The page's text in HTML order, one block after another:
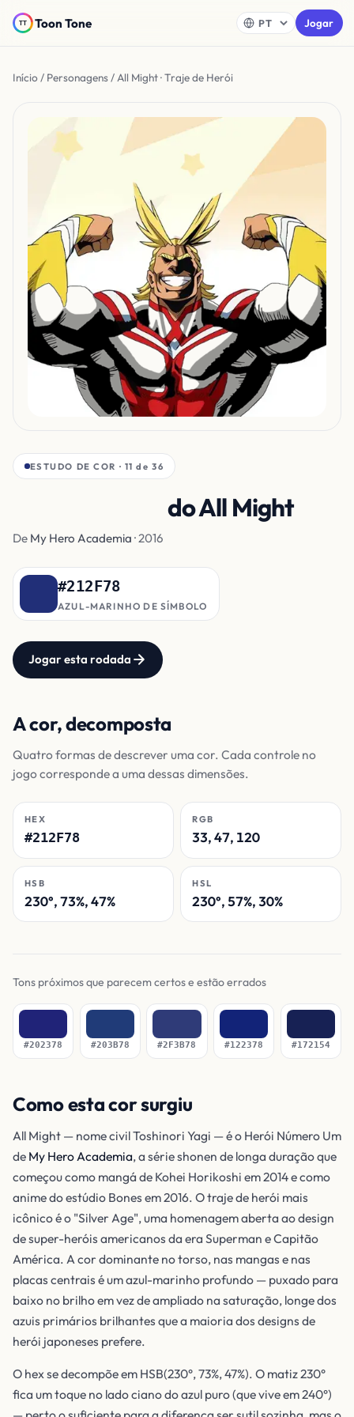
Toon Tone Jogar
Início/ Personagens/ All Might · Traje de Herói
ESTUDO DE COR · 11 de 36
do All Might
De My Hero Academia · 2016
#212F78
AZUL-MARINHO DE SÍMBOLO
Jogar esta rodada
A cor, decomposta
Quatro formas de descrever uma cor. Cada controle no
jogo corresponde a uma dessas dimensões.
HEX
#212F78
RGB
33, 47, 120
HSB
230°, 73%, 47%
HSL
230°, 57%, 30%
Tons próximos que parecem certos e estão errados
#202378 #203B78 #2F3B78 #122378 #172154
Como esta cor surgiu
All Might — nome civil Toshinori Yagi — é o Herói Número Um
de My Hero Academia, a série shonen de longa duração que
começou como mangá de Kohei Horikoshi em 2014 e como
anime do estúdio Bones em 2016. O traje de herói mais
icônico é o "Silver Age", uma homenagem aberta ao design
de super-heróis americanos da era Superman e Capitão
América. A cor dominante no torso, nas mangas e nas
placas centrais é um azul-marinho profundo — puxado para
baixo no brilho em vez de ampliado na saturação, longe dos
azuis primários brilhantes que a maioria dos designs de
herói japoneses prefere.
O hex se decompõe em HSB(230°, 73%, 47%). O matiz 230°
fica um toque no lado ciano do azul puro (que vive em 240°)